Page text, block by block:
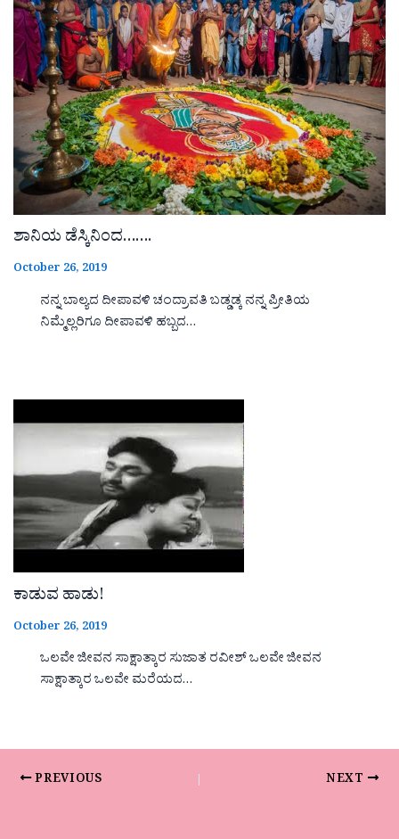
ಶಾನಿಯ ಡೆಸ್ಕಿನಿಂದ…….
October 26, 2019
ನನ್ನ ಬಾಲ್ಯದ ದೀಪಾವಳಿ ಚಂದ್ರಾವತಿ ಬಡ್ಡಡ್ಕ ನನ್ನ ಪ್ರೀತಿಯ
ನಿಮ್ಮೆಲ್ಲರಿಗೂ ದೀಪಾವಳಿ ಹಬ್ಬದ…
ಕಾಡುವ ಹಾಡು!
October 26, 2019
ಒಲವೇ ಜೀವನ ಸಾಕ್ಷಾತ್ಕಾರ ಸುಜಾತ ರವೀಶ್ ಒಲವೇ ಜೀವನ
ಸಾಕ್ಷಾತ್ಕಾರ ಒಲವೇ ಮರೆಯದ…
PREVIOUS NEXT